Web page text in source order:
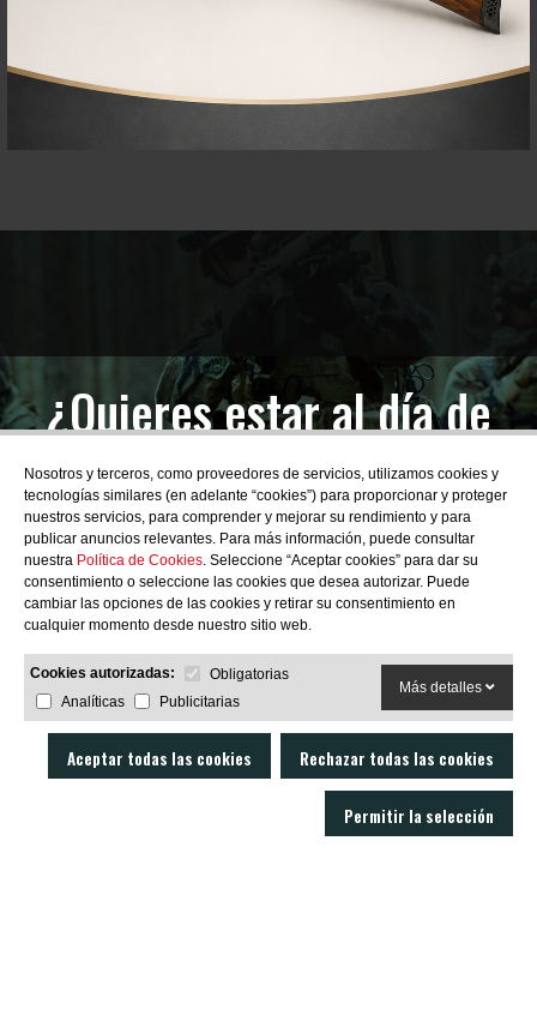
¿Quieres estar al día de
las novedades?
SUBSCRIBIRME
Nosotros y terceros, como proveedores de servicios, utilizamos cookies y
tecnologías similares (en adelante “cookies”) para proporcionar y proteger
nuestros servicios, para comprender y mejorar su rendimiento y para
publicar anuncios relevantes. Para más información, puede consultar
nuestra Política de Cookies. Seleccione “Aceptar cookies” para dar su
consentimiento o seleccione las cookies que desea autorizar. Puede
cambiar las opciones de las cookies y retirar su consentimiento en
cualquier momento desde nuestro sitio web.
Cookies autorizadas:
Obligatorias
Analíticas
Publicitarias
Más detalles
Aceptar todas las cookies Rechazar todas las cookies
Permitir la selección